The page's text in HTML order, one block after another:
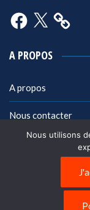
Facebook
X
A PROPOS
A propos
Nous contacter
Politique de
Nous utilisons